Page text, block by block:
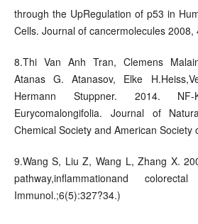
through the UpRegulation of p53 in
Cells. Journal of cancermolecules 2008,
8.Thi Van Anh Tran, Clemens
Atanas G. Atanasov, Elke
Hermann Stuppner. 2014.
Eurycomalongifolia. Journal of
Chemical Society and American Society
9.Wang S, Liu Z, Wang L, Zhang X.
pathway,inflammationand
Immunol.;6(5):327?34.)